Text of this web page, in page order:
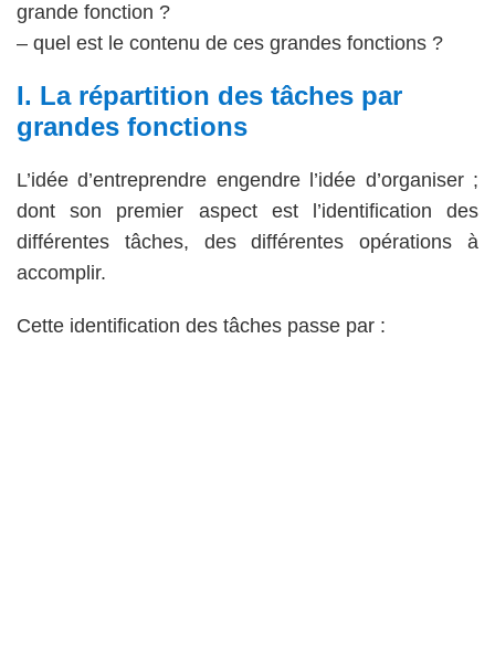
grande fonction ?
– quel est le contenu de ces grandes fonctions ?
I. La répartition des tâches par
grandes fonctions
L’idée d’entreprendre engendre l’idée d’organiser ;
dont son premier aspect est l’identification des
différentes tâches, des différentes opérations à
accomplir.
Cette identification des tâches passe par :